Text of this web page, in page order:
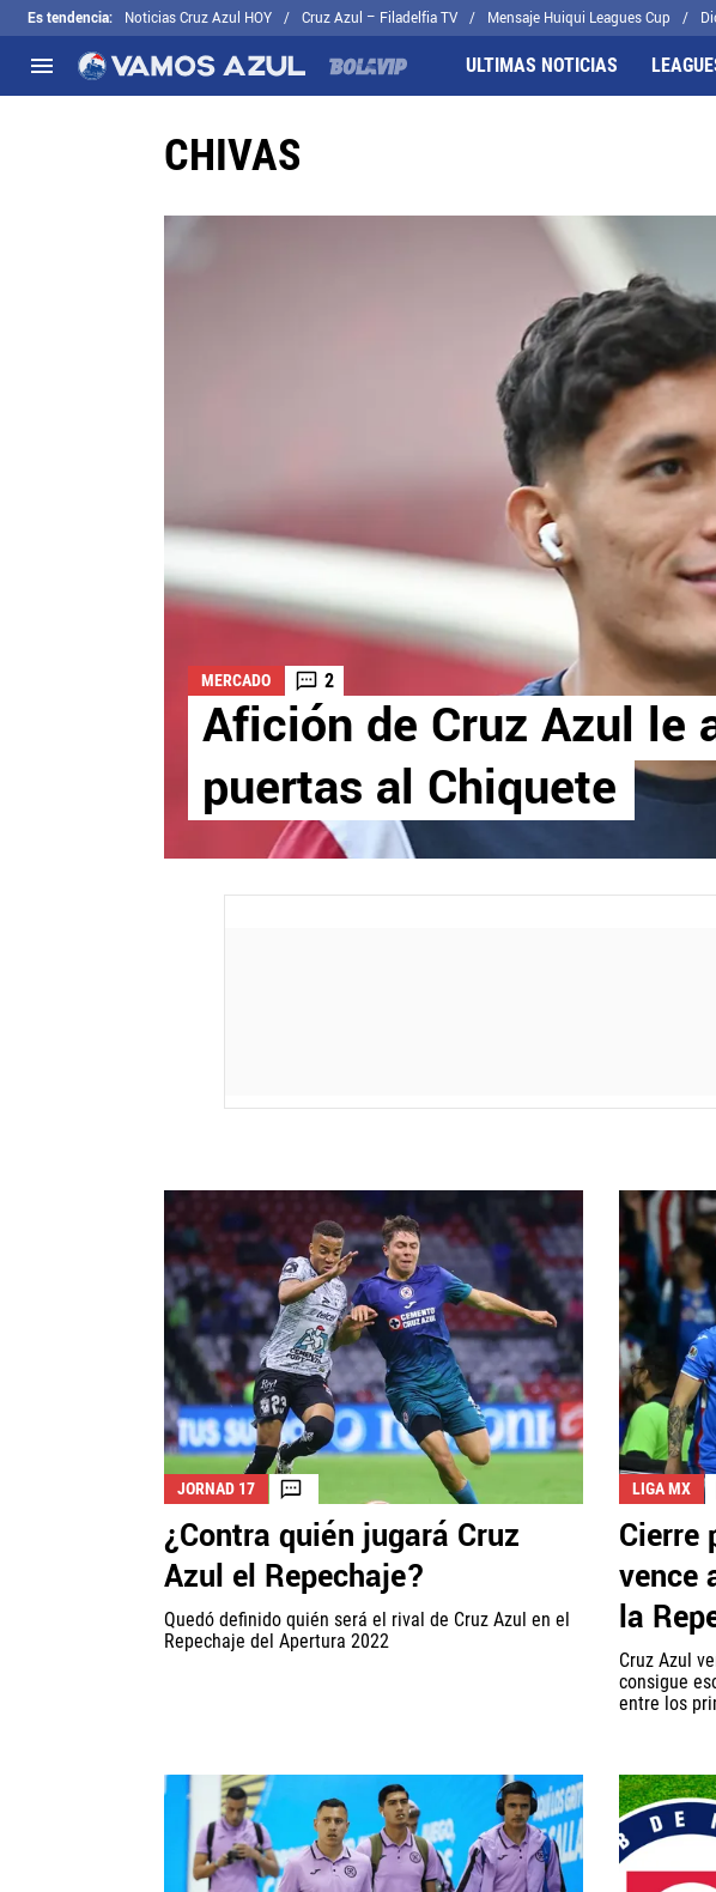
Es tendencia: Noticias Cruz Azul HOY Cruz Azul – Filadelfia TV Mensaje Huiqui Leagues Cup
ULTIMAS NOTICIAS
Apertura 2026
FUERA DE LA LIGA
Leagues Cup
Fuerzas Básicas
Cruz Azul Hidalgo
Erik Lira
CHIVAS
MERCADO 2
Afición de Cruz Azul le
puertas al Chiquete
JORNAD 17
¿Contra quién jugará Cruz
Azul el Repechaje?
Quedó definido quién será el rival de Cruz Azul en el
Repechaje del Apertura 2022
LIGA MX
Cierre
vence
la
Cruz Azul
consigue
entre los